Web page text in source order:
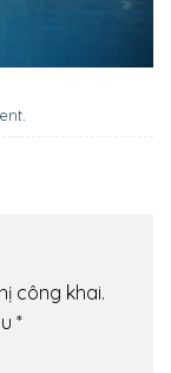
công khai.
*